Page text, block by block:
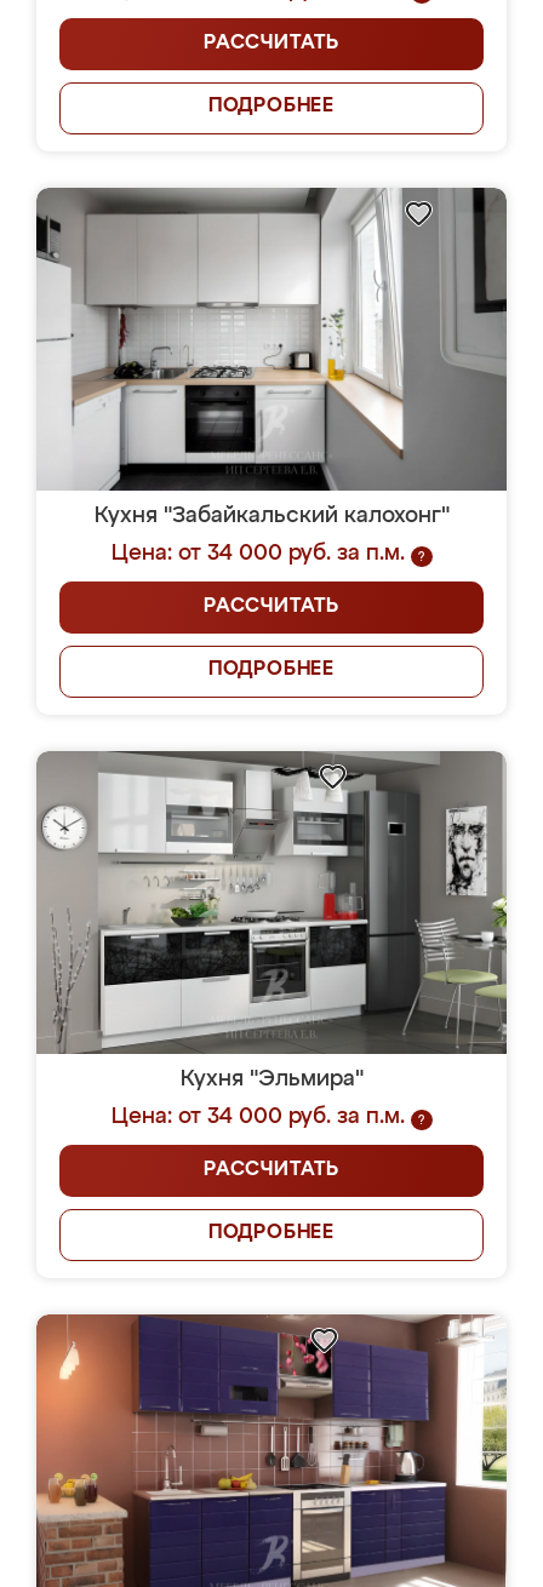
РАССЧИТАТЬ
ПОДРОБНЕЕ
Кухня "Забайкальский калохонг"
Цена: от 34 000 руб. за п.м.
?
РАССЧИТАТЬ
ПОДРОБНЕЕ
Кухня "Эльмира"
Цена: от 34 000 руб. за п.м.
?
РАССЧИТАТЬ
ПОДРОБНЕЕ